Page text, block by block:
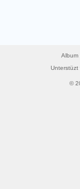
Album
Unterstüzt
©